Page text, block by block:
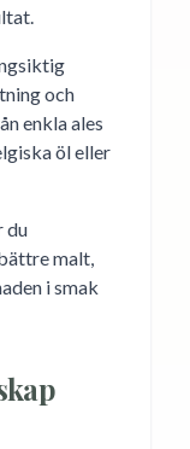
och
enkla ales
öl eller
du
malt,
i smak